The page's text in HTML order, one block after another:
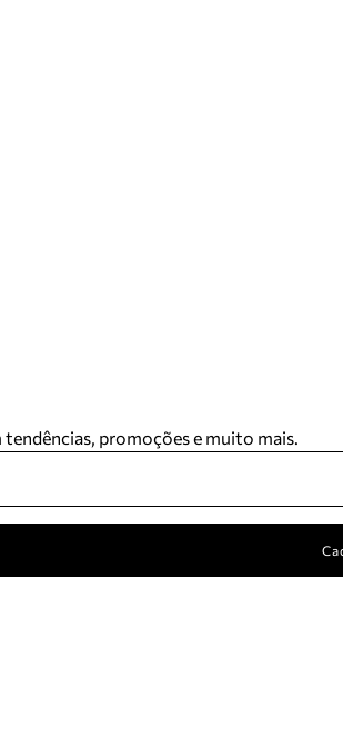
promoções e muito mais.